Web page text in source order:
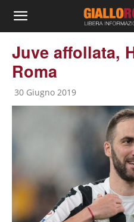
Juve affollata,
Roma
30 Giugno 2019